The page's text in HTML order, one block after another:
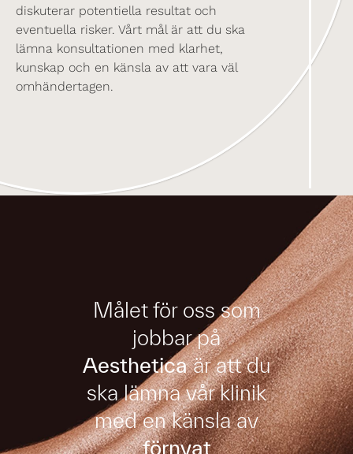
diskuterar potentiella resultat och
eventuella risker. Vårt mål är att du ska
lämna konsultationen med klarhet,
kunskap och en känsla av att vara väl
omhändertagen.
Målet för oss som
jobbar på
Aestheticaär att du
ska lämna vår klinik
med en känsla av
förnyat